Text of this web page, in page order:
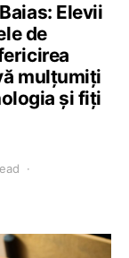
Elevii
de
mulțumiți
și fiți